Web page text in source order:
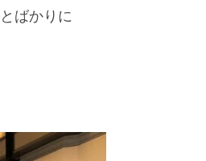
とばかりに